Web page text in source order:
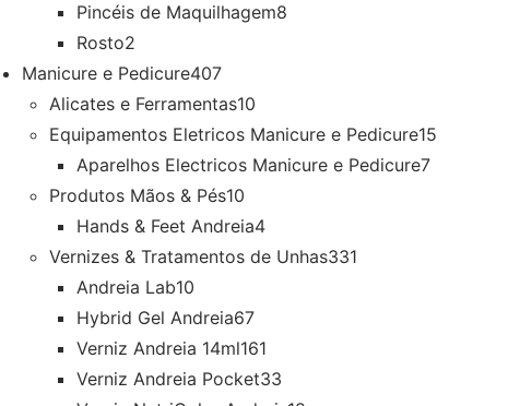
Pincéis de Maquilhagem8
Rosto2
Manicure e Pedicure407
Alicates e Ferramentas10
Equipamentos Eletricos Manicure e Pedicure15
Aparelhos Electricos Manicure e Pedicure7
Produtos Mãos & Pés10
Hands & Feet Andreia4
Vernizes & Tratamentos de Unhas331
Andreia Lab10
Hybrid Gel Andreia67
Verniz Andreia 14ml161
Verniz Andreia Pocket33